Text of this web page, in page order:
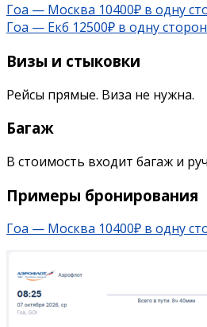
Гоа — Москва 10400₽ в одну
Гоа — Екб 12500₽ в одну
Визы и стыковки
Рейсы прямые. Виза не нужна.
Багаж
В стоимость входит багаж и
Примеры бронирования
Гоа — Москва 10400₽ в одну